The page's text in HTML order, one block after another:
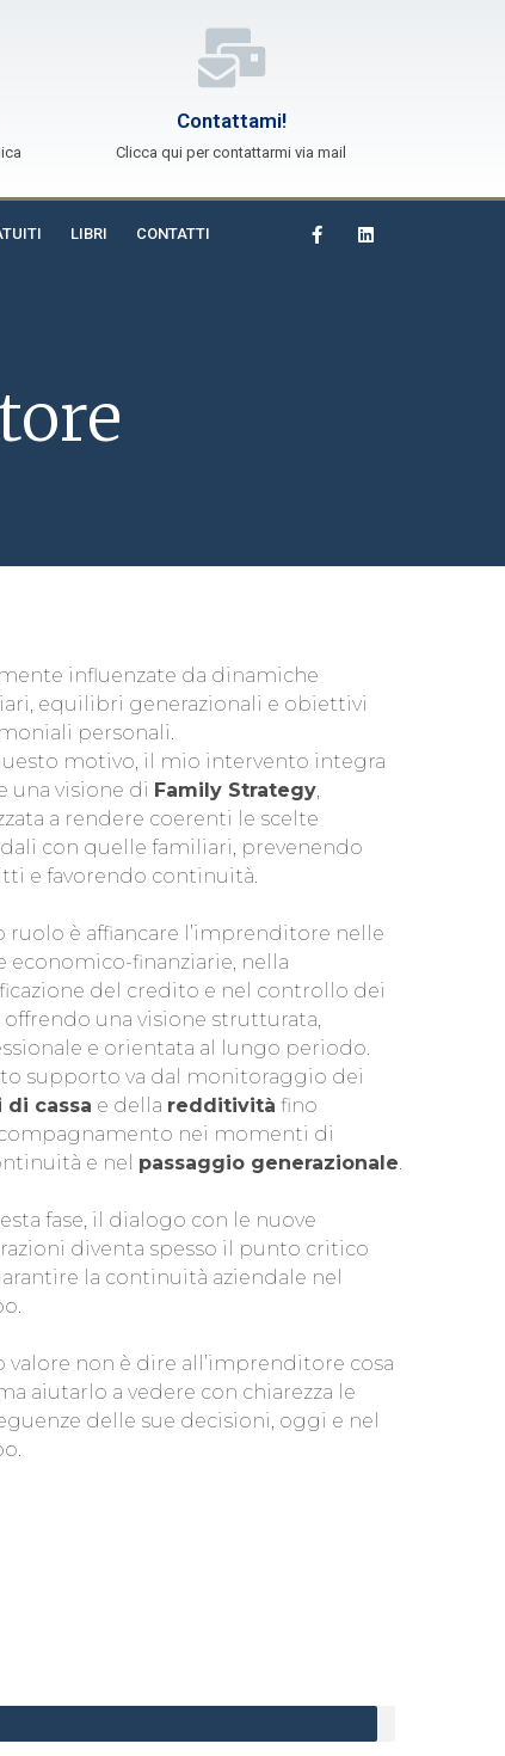
Contattami!
Clicca qui per contattarmi via mail
LIBRI CONTATTI
influenzate da dinamiche
equilibri generazionali e obiettivi
personali.
motivo, il mio intervento integra
una visione di Family Strategy,
a rendere coerenti le scelte
con quelle familiari, prevenendo
e favorendo continuità.
ruolo è affiancare l’imprenditore nelle
economico-finanziarie, nella
del credito e nel controllo dei
offrendo una visione strutturata,
e orientata al lungo periodo.
supporto va dal monitoraggio dei
di cassa e della redditività fino
nei momenti di
e nel passaggio generazionale.
fase, il dialogo con le nuove
diventa spesso il punto critico
la continuità aziendale nel
valore non è dire all’imprenditore cosa
aiutarlo a vedere con chiarezza le
delle sue decisioni, oggi e nel